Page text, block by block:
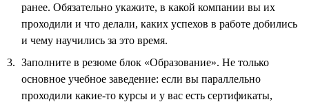
ранее. Обязательно укажите, в какой компании вы их
проходили и что делали, каких успехов в работе добились
и чему научились за это время.
Заполните в резюме блок «Образование». Не только
основное учебное заведение: если вы параллельно
проходили какие-то курсы и у вас есть сертификаты,